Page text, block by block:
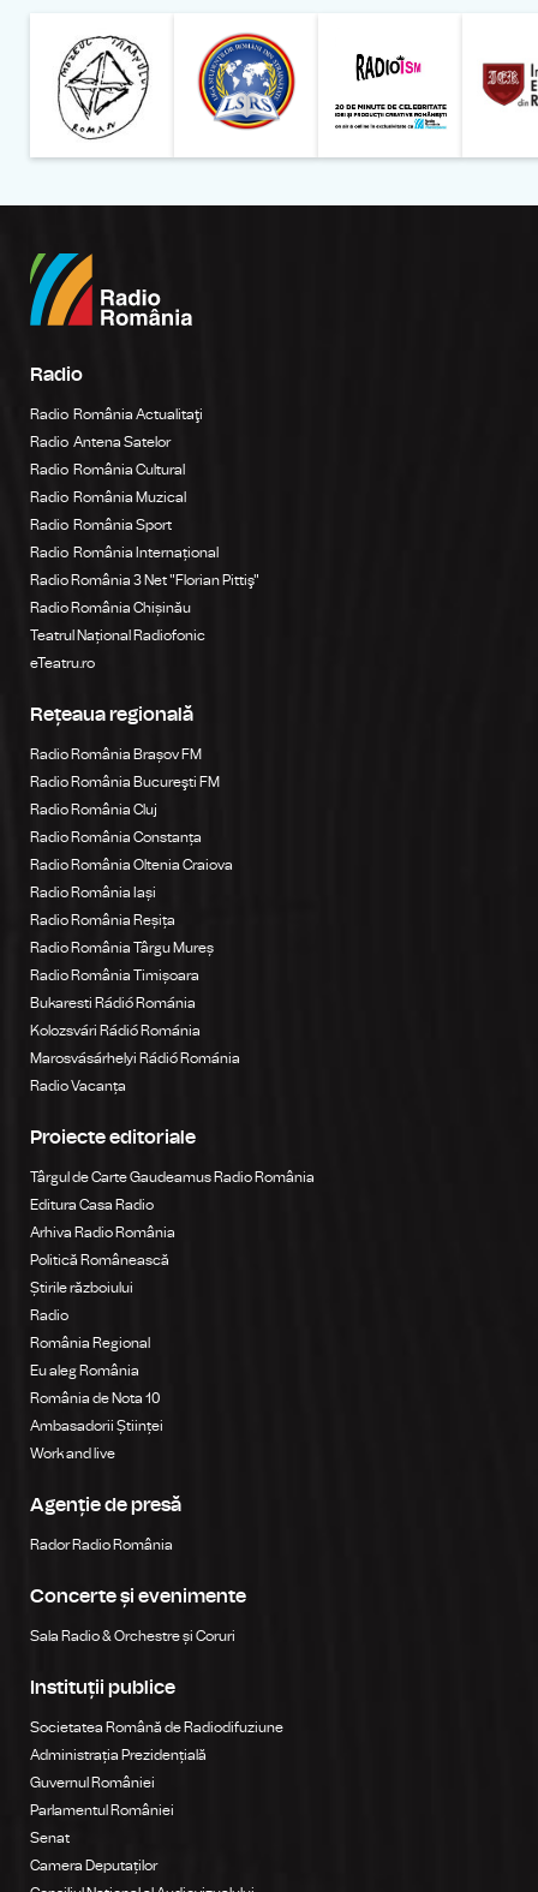
Radio
Radio România Actualitaţi
Radio Antena Satelor
Radio România Cultural
Radio România Muzical
Radio România Sport
Radio România Internațional
Radio România 3 Net "Florian Pittiş"
Radio România Chișinău
Teatrul Național Radiofonic
eTeatru.ro
Rețeaua regională
Radio România Brașov FM
Radio România Bucureşti FM
Radio România Cluj
Radio România Constanța
Radio România Oltenia Craiova
Radio România Iași
Radio România Reșița
Radio România Târgu Mureș
Radio România Timișoara
Bukaresti Rádió Románia
Kolozsvári Rádió Románia
Marosvásárhelyi Rádió Románia
Radio Vacanța
Proiecte editoriale
Târgul de Carte Gaudeamus Radio România
Editura Casa Radio
Arhiva Radio România
Politică Românească
Știrile războiului
Radio
România Regional
Eu aleg România
România de Nota 10
Ambasadorii Științei
Work and live
Agenție de presă
Rador Radio România
Concerte și evenimente
Sala Radio & Orchestre și Coruri
Instituții publice
Societatea Română de Radiodifuziune
Administrația Prezidențială
Guvernul României
Parlamentul României
Senat
Camera Deputaților